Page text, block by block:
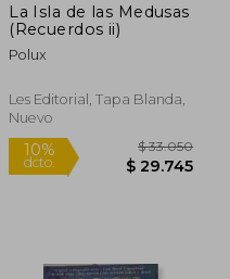
La Isla de las Medusas
(Recuerdos ii)
Polux
Les Editorial, Tapa Blanda,
Nuevo